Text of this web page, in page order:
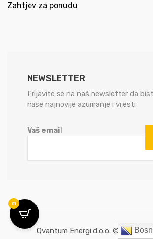
Zahtjev za ponudu
NEWSLETTER
Prijavite se na naš newsletter da
naše najnovije ažuriranje i vijesti
Vaš email
Qvantum Energi d.o.o. © All rights
0